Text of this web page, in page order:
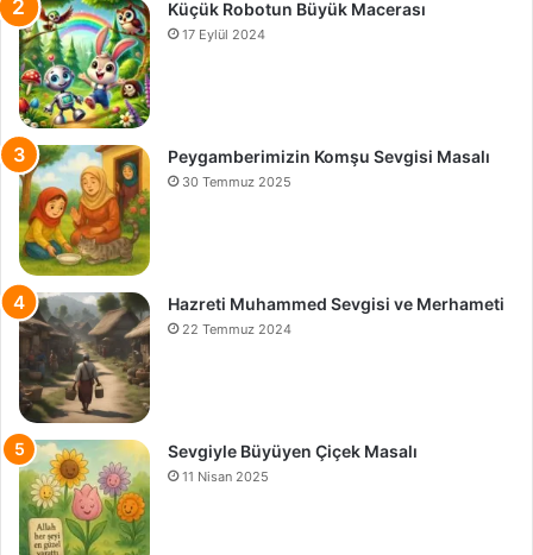
Küçük Robotun Büyük Macerası
17 Eylül 2024
Peygamberimizin Komşu Sevgisi Masalı
30 Temmuz 2025
Hazreti Muhammed Sevgisi ve Merhameti
22 Temmuz 2024
Sevgiyle Büyüyen Çiçek Masalı
11 Nisan 2025